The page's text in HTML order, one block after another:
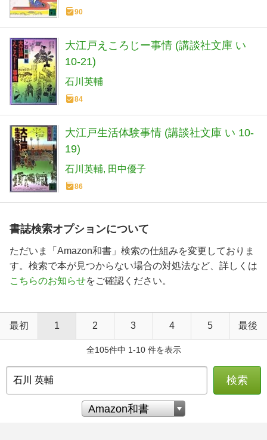
90
大江戸えころじー事情 (講談社文庫 い
10-21)
石川英輔
84
大江戸生活体験事情 (講談社文庫 い 10-
19)
石川英輔 田中優子
86
書誌検索オプションについて
ただいま「Amazon和書」検索の仕組みを変更しておりま
す。検索で本が見つからない場合の対処法など、詳しくは
こちらのお知らせをご確認ください。
最初 1 2 3 4 5 最後
全105件中 1-10 件を表示
検索